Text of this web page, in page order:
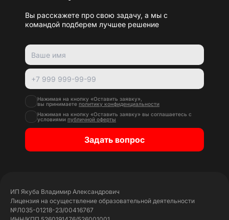
Вы расскажете про свою задачу, а мы с
командой подберем лучшее решение
Нажимая на кнопку «Оставить заявку»,
вы принимаете политику конфиденциальности
Нажимая на кнопку «Оставить заявку» вы соглашаетесь с
условиями публичной оферты
Задать вопрос
ИП Якуба Владимир Александрович
Лицензия на осуществление образовательной деятельности
№Л035-01218-23/00416767